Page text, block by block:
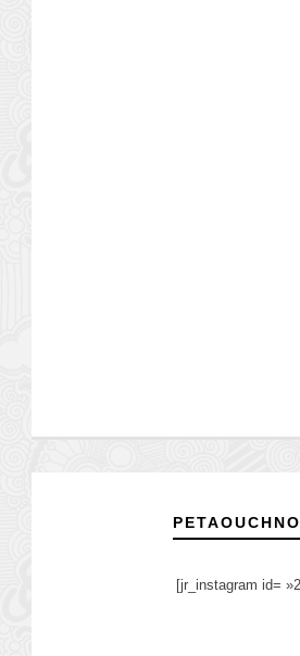
[jr_instagram id=